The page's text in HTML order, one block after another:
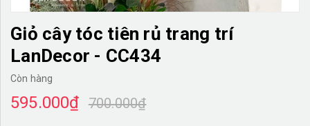
TƯ VẤN LIÊN HỆ
Giỏ cây tóc tiên rủ trang trí
LanDecor - CC434
Còn hàng
595.000₫ 700.000₫